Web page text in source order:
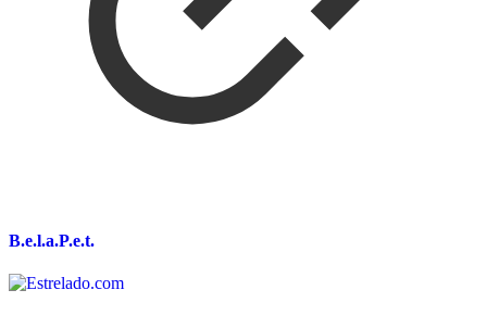
B.e.l.a.P.e.t.